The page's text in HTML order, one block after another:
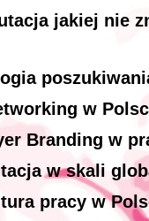
jakiej nie
w
Branding w
w skali
pracy w